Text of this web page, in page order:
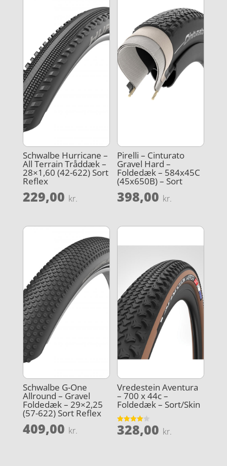
Schwalbe Hurricane –
All Terrain Tråddæk –
28×1,60 (42-622) Sort
Reflex
229,00 kr.
Pirelli – Cinturato
Gravel Hard –
Foldedæk – 584x45C
(45x650B) – Sort
398,00 kr.
Schwalbe G-One
Allround – Gravel
Foldedæk – 29×2,25
(57-622) Sort Reflex
409,00 kr.
Vredestein Aventura
– 700 x 44c –
Foldedæk – Sort/Skin
Vurderet
4
328,00 kr.